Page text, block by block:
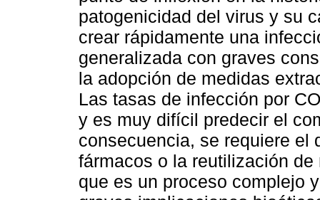
patogenicidad del virus y su
crear rápidamente una
generalizada con graves
la adopción de medidas
Las tasas de infección por
y es muy difícil predecir el
consecuencia, se requiere el
fármacos o la reutilización
que es un proceso complejo